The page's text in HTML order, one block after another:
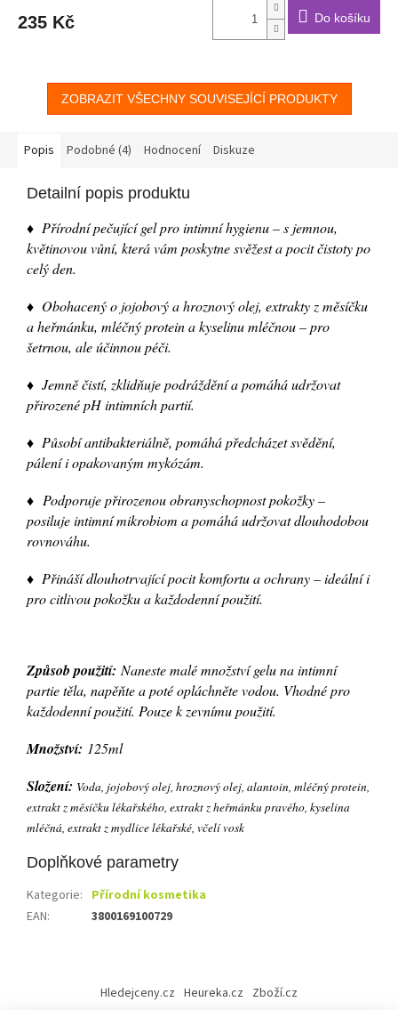
235 Kč Do košíku
ZOBRAZIT VŠECHNY SOUVISEJÍCÍ PRODUKTY
Popis Podobné (4) Hodnocení Diskuze
Detailní popis produktu
♦ Přírodní pečující gel pro intimní hygienu – s jemnou,
květinovou vůní, která vám poskytne svěžest a pocit čistoty po
celý den.
♦ Obohacený o jojobový a hroznový olej, extrakty z měsíčku
a heřmánku, mléčný protein a kyselinu mléčnou – pro
šetrnou, ale účinnou péči.
♦ Jemně čistí, zklidňuje podráždění a pomáhá udržovat
přirozené pH intimních partií.
♦ Působí antibakteriálně, pomáhá předcházet svědění,
pálení i opakovaným mykózám.
♦ Podporuje přirozenou obranyschopnost pokožky –
posiluje intimní mikrobiom a pomáhá udržovat dlouhodobou
rovnováhu.
♦ Přináší dlouhotrvající pocit komfortu a ochrany – ideální i
pro citlivou pokožku a každodenní použití.
Způsob použití:Naneste malé množství gelu na intimní
partie těla, napěňte a poté opláchněte vodou. Vhodné pro
každodenní použití. Pouze k zevnímu použití.
Množství: 125ml
Složení: Voda, jojobový olej, hroznový olej, alantoin, mléčný protein,
extrakt z měsíčku lékařského, extrakt z heřmánku pravého, kyselina
mléčná, extrakt z mydlice lékařské, včelí vosk
Doplňkové parametry
Kategorie: Přírodní kosmetika
EAN: 3800169100729
Hledejceny.cz Heureka.cz Zboží.cz